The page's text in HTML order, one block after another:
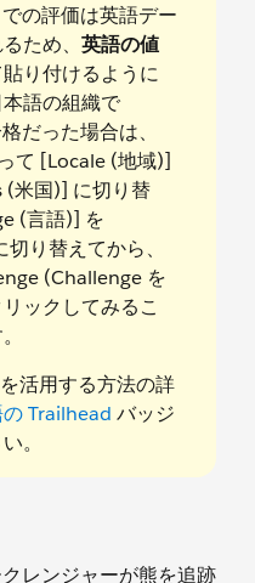
の評価は英語デー
ため、 英語の値
り付けるように
語の組織で
だった場合は、
て [Locale (地域)]
米国)] に切り替
(言語)] を
り替えてから、
(Challenge を
ックしてみるこ
活用する方法の詳
Trailhead バッジ
。
レンジャーが熊を追跡